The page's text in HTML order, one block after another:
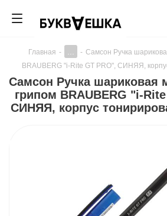
Главная - - Самсон Ручка
BRAUBERG "i-Rite GT PRO", СИНЯЯ,
Самсон Ручка шариковая
грипом BRAUBERG "i-
СИНЯЯ, корпус